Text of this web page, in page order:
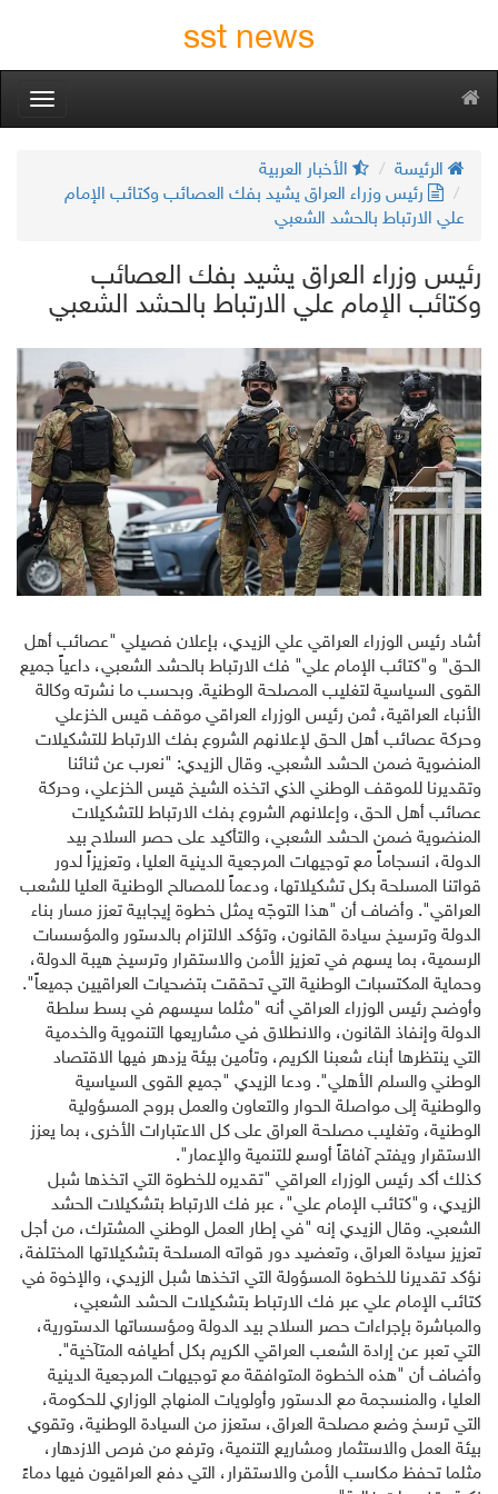
sst news
الرئيسة
الأخبار العربية
رئيس وزراء العراق يشيد بفك العصائب وكتائب الإمام
علي الارتباط بالحشد الشعبي
رئيس وزراء العراق يشيد بفك العصائب
وكتائب الإمام علي الارتباط بالحشد الشعبي
أشاد رئيس الوزراء العراقي علي الزيدي، بإعلان فصيلي "عصائب أهل
الحق" و"كتائب الإمام علي" فك الارتباط بالحشد الشعبي، داعياً جميع
القوى السياسية لتغليب المصلحة الوطنية. وبحسب ما نشرته وكالة
الأنباء العراقية، ثمن رئيس الوزراء العراقي موقف قيس الخزعلي
وحركة عصائب أهل الحق لإعلانهم الشروع بفك الارتباط للتشكيلات
المنضوية ضمن الحشد الشعبي. وقال الزيدي: "نعرب عن ثنائنا
وتقديرنا للموقف الوطني الذي اتخذه الشيخ قيس الخزعلي، وحركة
عصائب أهل الحق، وإعلانهم الشروع بفك الارتباط للتشكيلات
المنضوية ضمن الحشد الشعبي، والتأكيد على حصر السلاح بيد
الدولة، انسجاماً مع توجيهات المرجعية الدينية العليا، وتعزيزاً لدور
قواتنا المسلحة بكل تشكيلاتها، ودعماً للمصالح الوطنية العليا للشعب
العراقي". وأضاف أن "هذا التوجّه يمثل خطوة إيجابية تعزز مسار بناء
الدولة وترسيخ سيادة القانون، وتؤكد الالتزام بالدستور والمؤسسات
الرسمية، بما يسهم في تعزيز الأمن والاستقرار وترسيخ هيبة الدولة،
وحماية المكتسبات الوطنية التي تحققت بتضحيات العراقيين جميعاً".
وأوضح رئيس الوزراء العراقي أنه "مثلما سيسهم في بسط سلطة
الدولة وإنفاذ القانون، والانطلاق في مشاريعها التنموية والخدمية
التي ينتظرها أبناء شعبنا الكريم، وتأمين بيئة يزدهر فيها الاقتصاد
الوطني والسلم الأهلي". ودعا الزيدي "جميع القوى السياسية
والوطنية إلى مواصلة الحوار والتعاون والعمل بروح المسؤولية
الوطنية، وتغليب مصلحة العراق على كل الاعتبارات الأخرى، بما يعزز
الاستقرار ويفتح آفاقاً أوسع للتنمية والإعمار".
كذلك أكد رئيس الوزراء العراقي "تقديره للخطوة التي اتخذها شبل
الزيدي، و"كتائب الإمام علي"، عبر فك الارتباط بتشكيلات الحشد
الشعبي. وقال الزيدي إنه "في إطار العمل الوطني المشترك، من أجل
تعزيز سيادة العراق، وتعضيد دور قواته المسلحة بتشكيلاتها المختلفة،
نؤكد تقديرنا للخطوة المسؤولة التي اتخذها شبل الزيدي، والإخوة في
كتائب الإمام علي عبر فك الارتباط بتشكيلات الحشد الشعبي،
والمباشرة بإجراءات حصر السلاح بيد الدولة ومؤسساتها الدستورية،
التي تعبر عن إرادة الشعب العراقي الكريم بكل أطيافه المتآخية".
وأضاف أن "هذه الخطوة المتوافقة مع توجيهات المرجعية الدينية
العليا، والمنسجمة مع الدستور وأولويات المنهاج الوزاري للحكومة،
التي ترسخ وضع مصلحة العراق، ستعزز من السيادة الوطنية، وتقوي
بيئة العمل والاستثمار ومشاريع التنمية، وترفع من فرص الازدهار،
مثلما تحفظ مكاسب الأمن والاستقرار، التي دفع العراقيون فيها دماءً